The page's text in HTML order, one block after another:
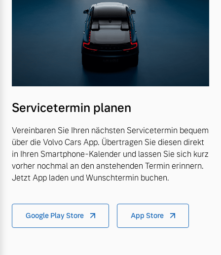
Servicetermin planen
Vereinbaren Sie Ihren nächsten Servicetermin bequem
über die Volvo Cars App. Übertragen Sie diesen direkt
in Ihren Smartphone-Kalender und lassen Sie sich kurz
vorher nochmal an den anstehenden Termin erinnern.
Jetzt App laden und Wunschtermin buchen.
Google Play Store App Store